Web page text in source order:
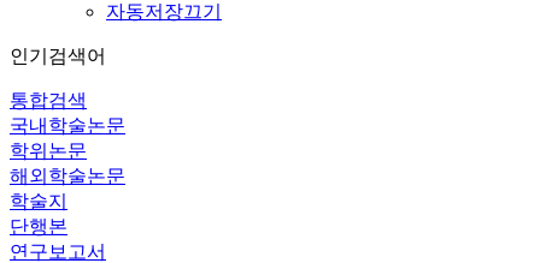
자동저장끄기
인기검색어
통합검색
국내학술논문
학위논문
해외학술논문
학술지
단행본
연구보고서